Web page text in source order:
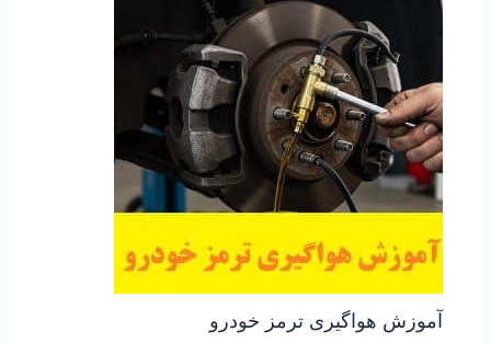
آموزش هواگیری ترمز خودرو